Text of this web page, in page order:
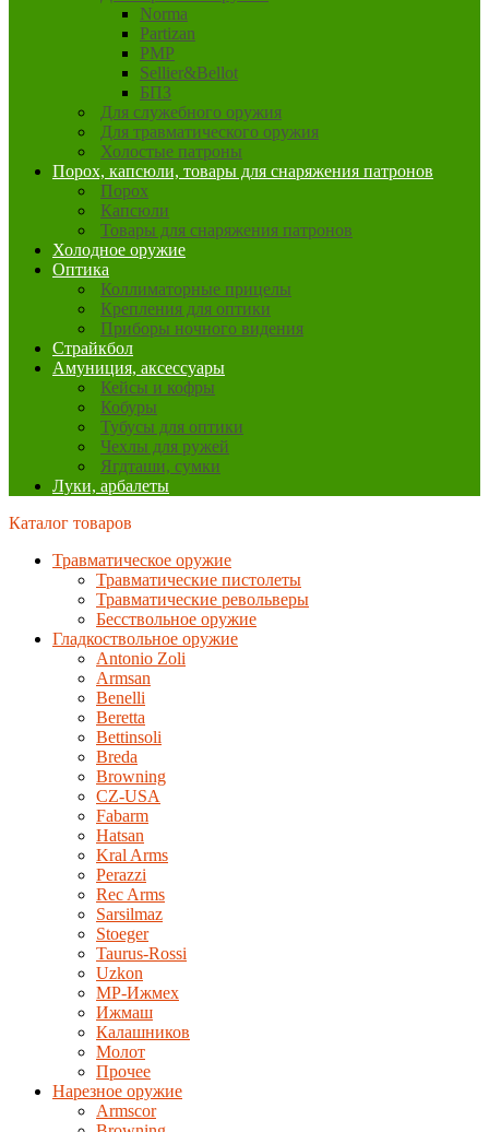
Norma
Partizan
PMP
Sellier&Bellot
БПЗ
Для служебного оружия
Для травматического оружия
Холостые патроны
Порох, капсюли, товары для снаряжения патронов
Порох
Капсюли
Товары для снаряжения патронов
Холодное оружие
Оптика
Коллиматорные прицелы
Крепления для оптики
Приборы ночного видения
Страйкбол
Амуниция, аксессуары
Кейсы и кофры
Кобуры
Тубусы для оптики
Чехлы для ружей
Ягдташи, сумки
Луки, арбалеты
Каталог товаров
Травматическое оружие
Травматические пистолеты
Травматические револьверы
Бесствольное оружие
Гладкоствольное оружие
Antonio Zoli
Armsan
Benelli
Beretta
Bettinsoli
Breda
Browning
CZ-USA
Fabarm
Hatsan
Kral Arms
Perazzi
Rec Arms
Sarsilmaz
Stoeger
Taurus-Rossi
Uzkon
MP-Ижмех
Ижмаш
Калашников
Молот
Прочее
Нарезное оружие
Armscor